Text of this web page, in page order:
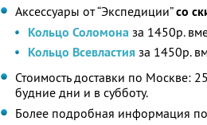
Аксессуары от “Экспедиции”со
Кольцо Соломона за 1450р.
Кольцо Всевластия за 1450р.
Стоимость доставки по Москве:
будние дни и в субботу.
Более подробная информация по